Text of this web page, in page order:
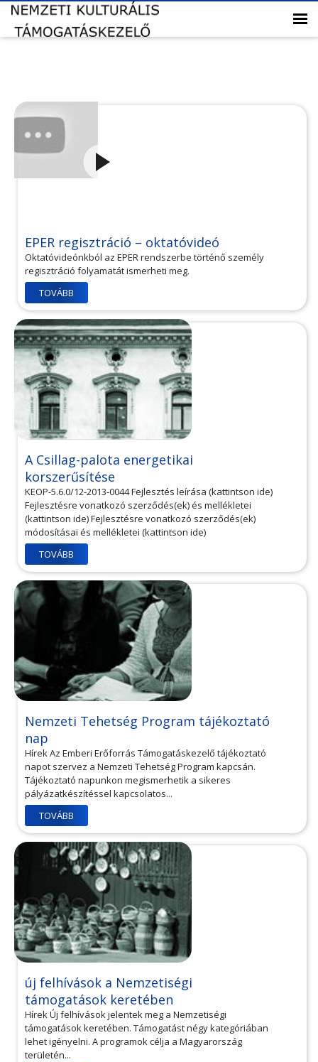
EPER regisztráció – oktatóvideó
Oktatóvideónkból az EPER rendszerbe történő személy
regisztráció folyamatát ismerheti meg.
TOVÁBB
A Csillag-palota energetikai
korszerűsítése
KEOP-5.6.0/12-2013-0044 Fejlesztés leírása (kattintson ide)
Fejlesztésre vonatkozó szerződés(ek) és mellékletei
(kattintson ide) Fejlesztésre vonatkozó szerződés(ek)
módosításai és mellékletei (kattintson ide)
TOVÁBB
Nemzeti Tehetség Program tájékoztató
nap
Hírek Az Emberi Erőforrás Támogatáskezelő tájékoztató
napot szervez a Nemzeti Tehetség Program kapcsán.
Tájékoztató napunkon megismerhetik a sikeres
pályázatkészítéssel kapcsolatos...
TOVÁBB
új felhívások a Nemzetiségi
támogatások keretében
Hírek Új felhívások jelentek meg a Nemzetiségi
támogatások keretében. Támogatást négy kategóriában
lehet igényelni. A programok célja a Magyarország
területén...